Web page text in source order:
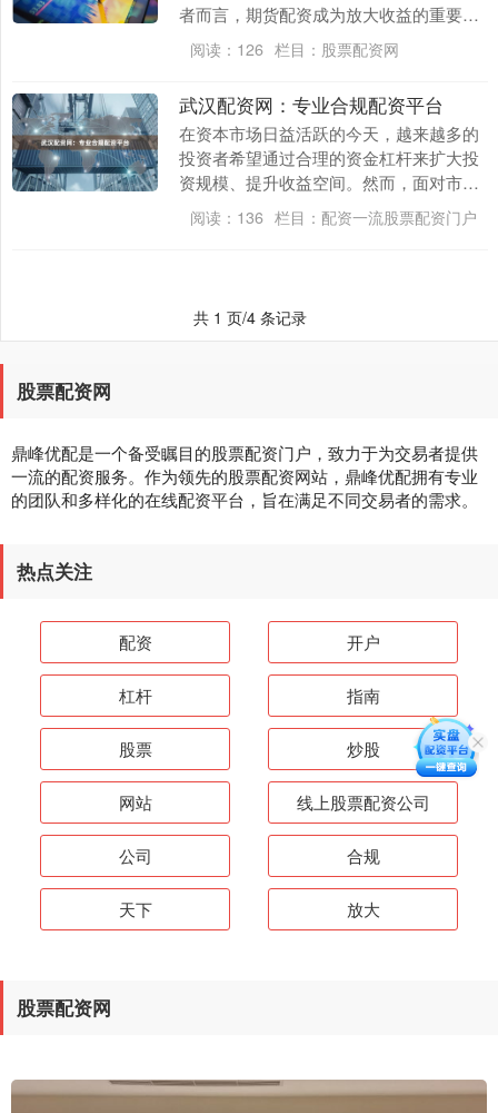
者而言，期货配资成为放大收益的重要工
具。然而，随着市场发展，配资平台鱼龙
混杂，如何选择合....
阅读： 126 栏目： 股票配资网
武汉配资网：专业合规配资平台
在资本市场日益活跃的今天，越来越多的
投资者希望通过合理的资金杠杆来扩大投
资规模、提升收益空间。然而，面对市场
上众多的配资平台，如何选择一个专业、
安全、合规的合作....
阅读： 136 栏目： 配资一流股票配资门户
共 1 页/4 条记录
股票配资网
鼎峰优配是一个备受瞩目的股票配资门户，致力于为交易者提供
一流的配资服务。作为领先的股票配资网站，鼎峰优配拥有专业
的团队和多样化的在线配资平台，旨在满足不同交易者的需求。
热点关注
配资 开户
杠杆 指南
股票 炒股
网站 线上股票配资公司
公司 合规
天下 放大
股票配资网